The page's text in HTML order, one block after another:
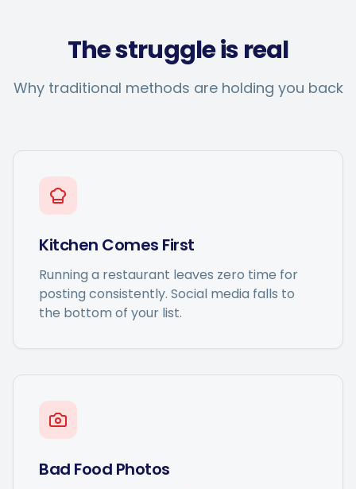
The struggle is real
Why traditional methods are holding you back
Kitchen Comes First
Running a restaurant leaves zero time for
posting consistently. Social media falls to
the bottom of your list.
Bad Food Photos